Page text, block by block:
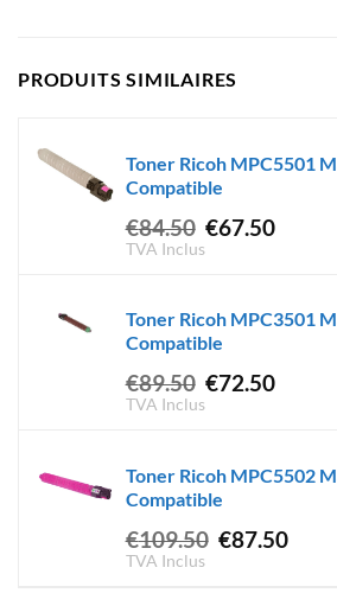
PRODUITS SIMILAIRES
Toner Ricoh MPC5501
Compatible
€84.50 Le
€84.50.
€67.50Le
€67.50.
TVA Inclus
Toner Ricoh MPC3501
Compatible
€89.50 Le
€89.50.
€72.50Le
€72.50.
TVA Inclus
Toner Ricoh MPC5502
Compatible
€109.50 Le
€87.50Le
TVA Inclus